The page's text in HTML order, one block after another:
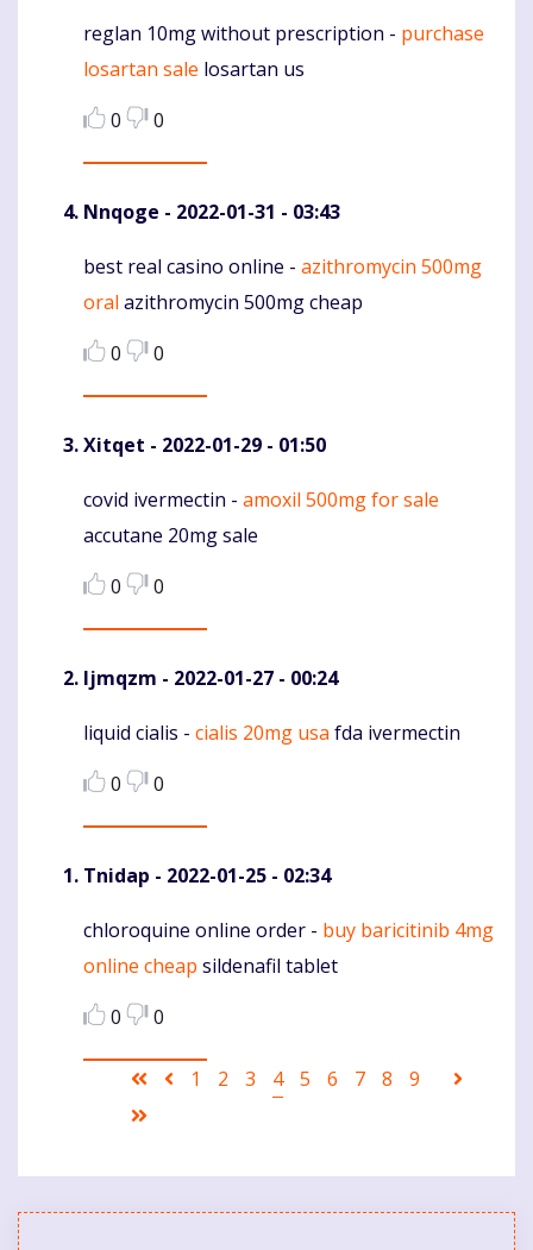
Komentaras
reglan 10mg without prescription - purchase
losartan sale losartan us
0
0
Nnqoge - 2022-01-31 - 03:43
Komentaras
best real casino online - azithromycin 500mg
oral azithromycin 500mg cheap
0
0
Xitqet - 2022-01-29 - 01:50
Komentaras
covid ivermectin - amoxil 500mg for sale
accutane 20mg sale
0
0
Ijmqzm - 2022-01-27 - 00:24
Komentaras
liquid cialis - cialis 20mg usa fda ivermectin
0
0
Tnidap - 2022-01-25 - 02:34
Komentaras
chloroquine online order - buy baricitinib 4mg
online cheap sildenafil tablet
0
0
Pagination
First Ankstesnis
Puslapis
1 Puslapis
2 Puslapis
3
Current
4 Puslapis
5 Puslapis
6 Puslapis
7 Puslapis
8 Puslapis
9